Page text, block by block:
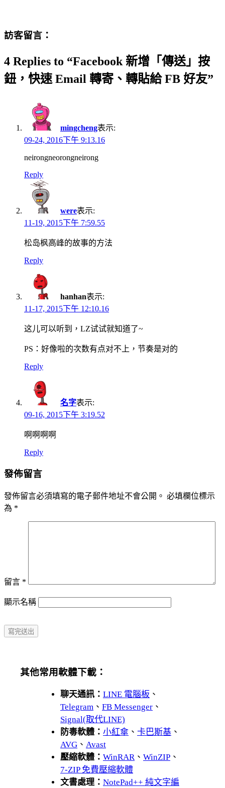
訪客留言：
4 Replies to “Facebook 新增「傳送」按
鈕，快速 Email 轉寄、轉貼給 FB 好友”
mingcheng表示:
09-24, 2016下午 9:13.16
neirongneorongneirong
Reply
were表示:
11-19, 2015下午 7:59.55
松岛枫高峰的故事的方法
Reply
hanhan表示:
11-17, 2015下午 12:10.16
这儿可以听到，LZ试试就知道了~
PS：好像啦的次数有点对不上，节奏是对的
Reply
名字表示:
09-16, 2015下午 3:19.52
啊啊啊啊
Reply
發佈留言
發佈留言必須填寫的電子郵件地址不會公開。 必填欄位標示
為 *
留言 *
顯示名稱
其他常用軟體下載：
聊天通訊： LINE 電腦板 、
Telegram 、 FB Messenger 、
Signal(取代LINE)
防毒軟體： 小紅傘 、 卡巴斯基 、
AVG 、 Avast
壓縮軟體： WinRAR、 WinZIP 、
7-ZIP 免費壓縮軟體
文書處理： NotePad++ 純文字編